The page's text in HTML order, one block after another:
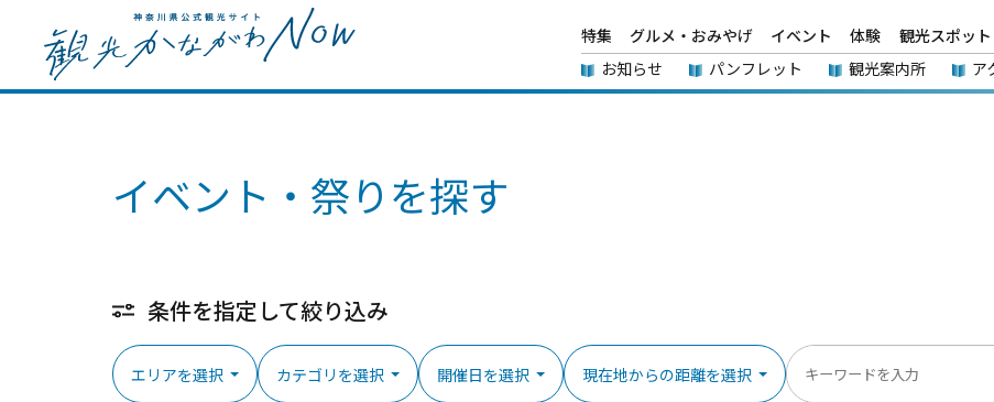
特集 グルメ・おみやげ イベント 体験 観光スポット
お知らせ
パンフレット 観光案内所 ア
イベント・祭りを探す
条件を指定して絞り込み
エリアを選択 カテゴリを選択 開催日を選択 現在地からの距離を選択